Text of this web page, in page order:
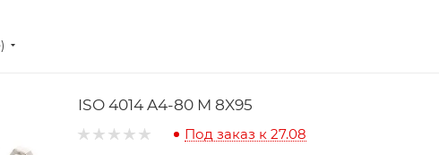
ISO 4014 A4-80 M 8X95
Под заказ к 27.08